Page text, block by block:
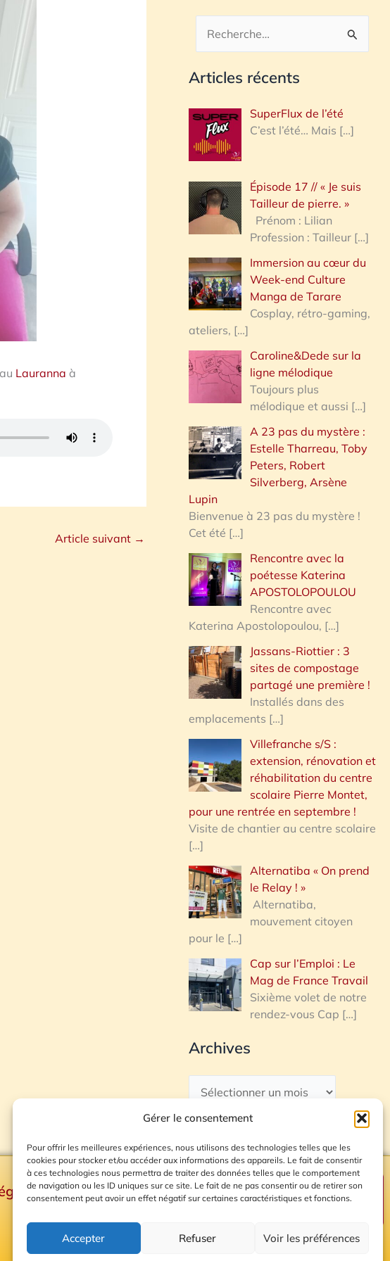
Gérer le consentement
Pour offrir les meilleures expériences, nous utilisons des technologies telles que les
cookies pour stocker et/ou accéder aux informations des appareils. Le fait de consentir
à ces technologies nous permettra de traiter des données telles que le comportement
de navigation ou les ID uniques sur ce site. Le fait de ne pas consentir ou de retirer son
consentement peut avoir un effet négatif sur certaines caractéristiques et fonctions.
Accepter Refuser Voir les préférences
Lauranna à
Article suivant →
c
h
r
h
e
:
Articles récents
SuperFlux de l’été
C’est l’été… Mais […]
Épisode 17 // « Je suis
Tailleur de pierre. »
Prénom : Lilian
Profession : Tailleur […]
Immersion au cœur du
Week-end Culture
Manga de Tarare
Cosplay, rétro-gaming,
ateliers, […]
Caroline&Dede sur la
ligne mélodique
Toujours plus
mélodique et aussi […]
A 23 pas du mystère :
Estelle Tharreau, Toby
Peters, Robert
Silverberg, Arsène
Lupin
Bienvenue à 23 pas du mystère !
Cet été […]
Rencontre avec la
poétesse Katerina
APOSTOLOPOULOU
Rencontre avec
Katerina Apostolopoulou, […]
Jassans-Riottier : 3
sites de compostage
partagé une première !
Installés dans des
emplacements […]
Villefranche s/S :
extension, rénovation et
réhabilitation du centre
scolaire Pierre Montet,
pour une rentrée en septembre !
Visite de chantier au centre scolaire
[…]
Alternatiba « On prend
le Relay ! »
Alternatiba,
mouvement citoyen
pour le […]
Cap sur l’Emploi : Le
Mag de France Travail
Sixième volet de notre
rendez-vous Cap […]
Archives
Plan du site